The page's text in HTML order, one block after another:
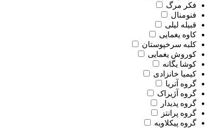
فکر مرگ
فنومنال
قبیله لیلی
کاوه یغمایی
کلبه سرخپوستان
کوروش یغمایی
کوشا یگانه
کیمیا خانزادی
گروه آتریا
گروه آژیراک
گروه پدیدار
گروه پرانتز
گروه پیکلاویه